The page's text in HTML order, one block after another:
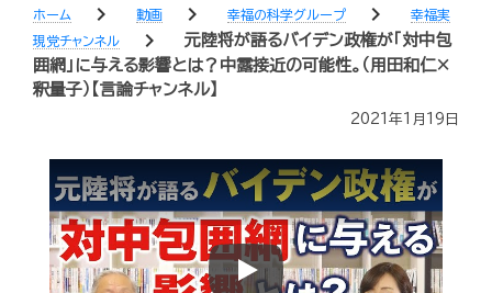
ホーム chevron_right 動画 chevron_right 幸福の科学グループ chevron_right
幸福実
現党チャンネル
chevron_right
元陸将が語るバイデン政権が「対中包
囲網」に与える影響とは？中露接近の可能性。（用田和仁×
釈量子）【言論チャンネル】
2021年1月19日
Play